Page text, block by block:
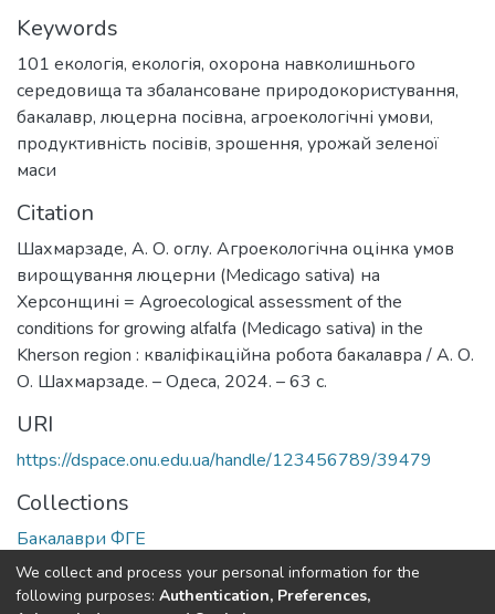
Keywords
101 екологія, екологія, охорона навколишнього
середовища та збалансоване природокористування,
бакалавр, люцерна посівна, агроекологічні умови,
продуктивність посівів, зрошення, урожай зеленої
маси
Citation
Шахмарзаде, А. О. оглу. Агроекологічна оцінка умов
вирощування люцерни (Medicago sativa) на
Херсонщині = Agroecological assessment of the
conditions for growing alfalfa (Medicago sativa) in the
Kherson region : кваліфікаційна робота бакалавра / А. О.
О. Шахмарзаде. – Одеса, 2024. – 63 с.
URI
https://dspace.onu.edu.ua/handle/123456789/39479
Collections
Бакалаври ФГЕ
Full item page
We collect and process your personal information for the
following purposes: Authentication, Preferences,